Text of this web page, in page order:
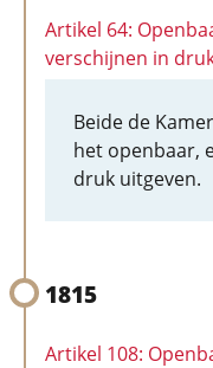
Artikel 64:
verschijnen in
Beide de
het openbaar,
druk uitgeven.
1815
Artikel 108: